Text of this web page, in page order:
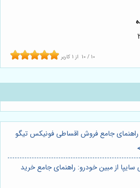
10 / 10 از 1 کاربر
راهنمای جامع فروش اقساطی فونیکس تیگو
از مبین خودرو: راهنمای جامع خرید